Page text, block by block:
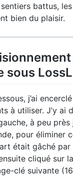
battus,
bien du plaisir.
sous
j’ai
à utiliser. J’y ai
à peu près
pour éliminer
était gâché par
cliqué sur
clé suivante